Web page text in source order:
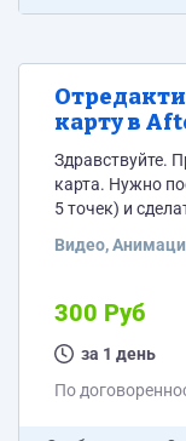
карту в
Здравствуйте.
карта. Нужно
5 точек) и
на 20 минут. Нужно сделать сейчас. Пишите в вк
Видео,
300 Руб
за 1 день
По